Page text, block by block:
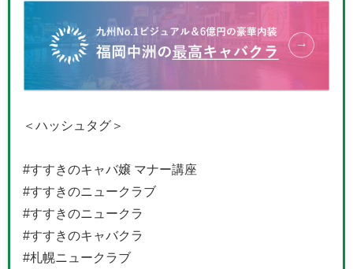
＜ハッシュタグ＞
#すすきのキャバ嬢 マナー講座
#すすきのニュークラブ
#すすきのニュークラ
#すすきのキャバクラ
#札幌ニュークラブ